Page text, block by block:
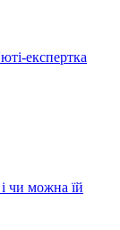
експертка
чи можна їй